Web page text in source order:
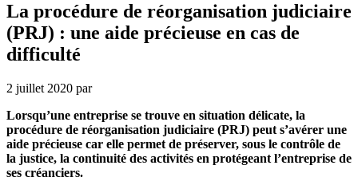
La procédure de réorganisation judiciaire
(PRJ) : une aide précieuse en cas de
difficulté
2 juillet 2020 par
Lorsqu’une entreprise se trouve en situation délicate, la
procédure de réorganisation judiciaire (PRJ) peut s’avérer une
aide précieuse car elle permet de préserver, sous le contrôle de
la justice, la continuité des activités en protégeant l’entreprise de
ses créanciers.